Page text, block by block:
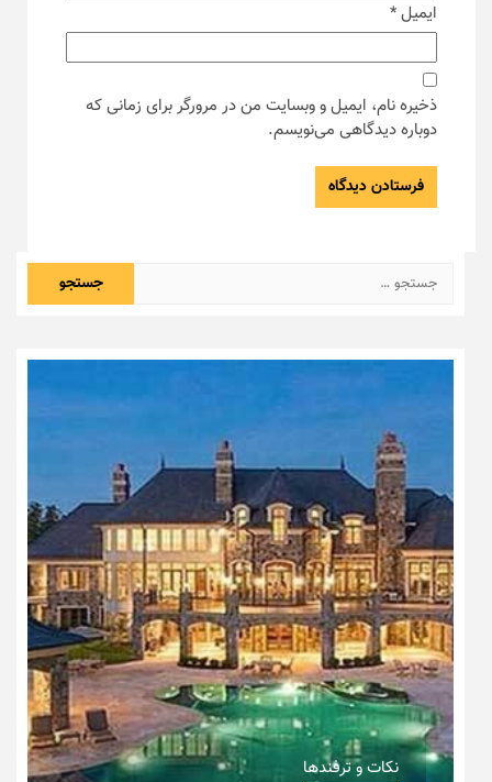
ایمیل*
ذخیره نام، ایمیل و وبسایت من در مرورگر برای زمانی که
دوباره دیدگاهی می‌نویسم.
جستجو
برای:
نکات و ترفندها